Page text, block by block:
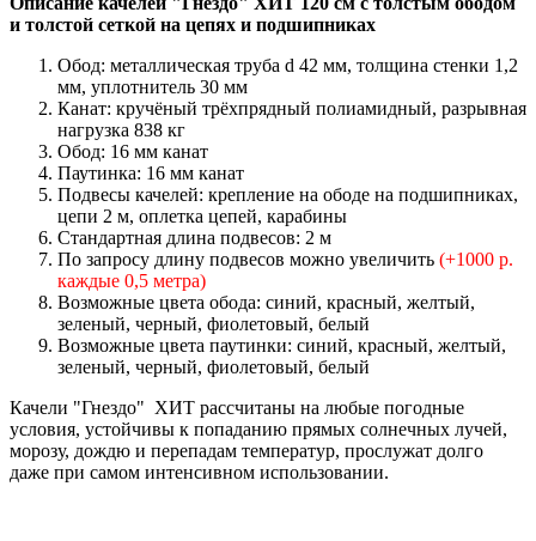
и толстой сеткой на цепях и подшипниках
Обод: металлическая труба d 42 мм, толщина стенки 1,2
мм, уплотнитель 30 мм
Канат: кручёный трёхпрядный полиамидный, разрывная
нагрузка 838 кг
Обод: 16 мм канат
Паутинка: 16 мм канат
Подвесы качелей: крепление на ободе на подшипниках,
цепи 2 м, оплетка цепей, карабины
Стандартная длина подвесов: 2 м
По запросу длину подвесов можно увеличить (+1000 р.
каждые 0,5 метра)
Возможные цвета обода: синий, красный, желтый,
зеленый, черный, фиолетовый, белый
Возможные цвета паутинки: синий, красный, желтый,
зеленый, черный, фиолетовый, белый
Качели "Гнездо" ХИТ рассчитаны на любые погодные
условия, устойчивы к попаданию прямых солнечных лучей,
морозу, дождю и перепадам температур, прослужат долго
даже при самом интенсивном использовании.